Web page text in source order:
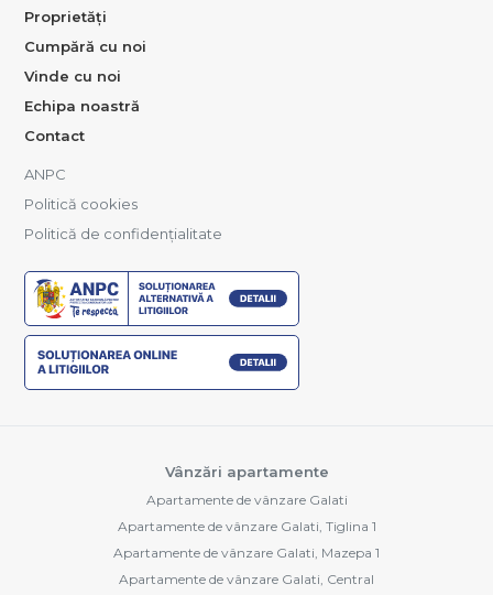
Proprietăți
Cumpără cu noi
Vinde cu noi
Echipa noastră
Contact
ANPC
Politică cookies
Politică de confidențialitate
Vânzări apartamente
Apartamente de vânzare Galati
Apartamente de vânzare Galati, Tiglina 1
Apartamente de vânzare Galati, Mazepa 1
Apartamente de vânzare Galati, Central